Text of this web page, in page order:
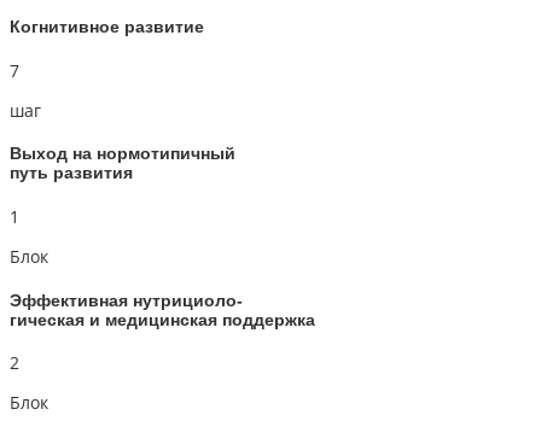
Когнитивное развитие
7
шаг
Выход на нормотипичный
путь развития
1
Блок
Эффективная нутрициоло-
гическая и медицинская поддержка
2
Блок